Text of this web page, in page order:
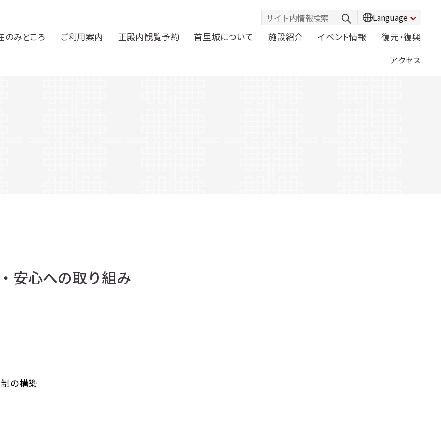
Language
のみどころ ご利用案内 正殿内観覧予約 首里城について 施設紹介 イベント情報
復元・復興
アクセス
安心への取り組み
の構築